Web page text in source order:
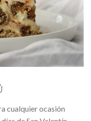
cualquier ocasión